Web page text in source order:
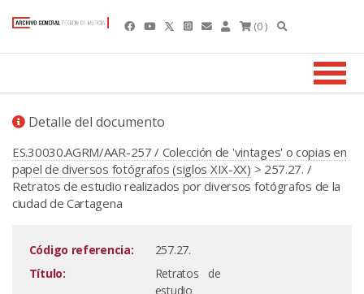
(0 )
Detalle del documento
ES.30030.AGRM/AAR-257 / Colección de 'vintages' o copias en
papel de diversos fotógrafos (siglos XIX-XX) > 257.27. /
Retratos de estudio realizados por diversos fotógrafos de la
ciudad de Cartagena
Código referencia:
257.27.
Título:
Retratos de
estudio